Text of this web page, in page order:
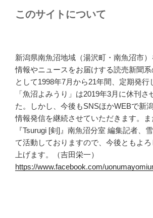
このサイトについて
新潟県南魚沼地域（湯沢町・南魚沼市
情報やニュースをお届けする読売新聞
として1998年7月から21年間、定期発行
「魚沼よみうり」は2019年3月に休刊さ
た。しかし、今後もSNSほかWEBで新
情報発信を継続させていただきます。
『Tsurugi [剣]』南魚沼分室 編集記者、
て活動しておりますので、今後ともよ
上げます。（吉田栄一）
https://www.facebook.com/